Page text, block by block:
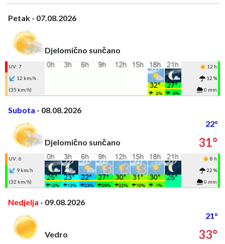
Petak - 07.08.2026
Djelomično sunčano
UV: 7
12 h
12 km/h
12 %
(35 km/h)
0 mm
Subota - 08.08.2026
22°
Djelomično sunčano
31°
UV: 6
8 h
9 km/h
22 %
(32 km/h)
0 mm
Nedjelja - 09.08.2026
21°
Vedro
33°